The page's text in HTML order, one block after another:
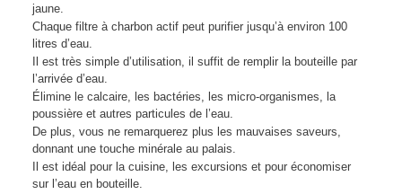
jaune.
Chaque filtre à charbon actif peut purifier jusqu’à environ 100
litres d’eau.
Il est très simple d’utilisation, il suffit de remplir la bouteille par
l’arrivée d’eau.
Élimine le calcaire, les bactéries, les micro-organismes, la
poussière et autres particules de l’eau.
De plus, vous ne remarquerez plus les mauvaises saveurs,
donnant une touche minérale au palais.
Il est idéal pour la cuisine, les excursions et pour économiser
sur l’eau en bouteille.